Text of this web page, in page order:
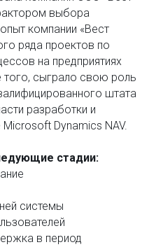
выбора
компании «Вест
ряда проектов по
на предприятиях
того, сыграло свою роль
штата
разработки и
Dynamics NAV.
стадии:
системы
в период